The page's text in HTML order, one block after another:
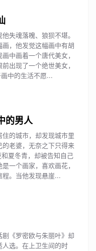
失魂落魄、狼狈不堪。
，他发觉这幅画中有胡
中画着一个唐代美女，
出现了一个绝世美女，
中的生活不愿...
的男人
的城市，却发现城市里
老婆，无奈之下只得来
夏冬青，却被告知自己
一个画家，喜欢画花，
程。当他发现悬崖...
《罗密欧与朱丽叶》却
选。在上卫生间的时